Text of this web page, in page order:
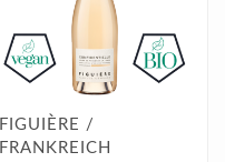
FIGUIÈRE /
FRANKREICH